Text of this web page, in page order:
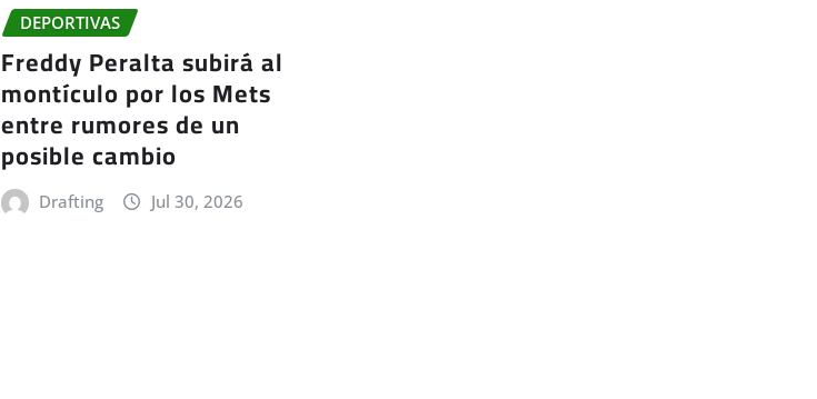
DEPORTIVAS
Freddy Peralta subirá al
montículo por los Mets
entre rumores de un
posible cambio
Drafting Jul 30, 2026